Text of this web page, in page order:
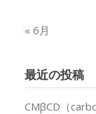
« 6月
最近の投稿
CMβCD（